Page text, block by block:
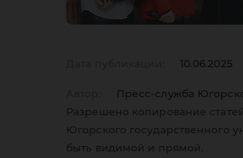
10.06.2025
Пресс-служба
Разрешено копирование
Югорского государственного
быть видимой и прямой.